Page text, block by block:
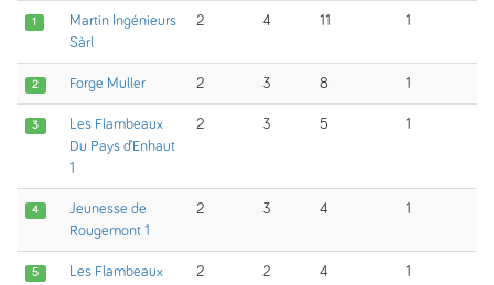
1
Martin Ingénieurs
Sàrl
2 4 11 1
2 Forge Muller 2 3 8 1
3
Les Flambeaux
Du Pays d’Enhaut
1
2 3 5 1
4
Jeunesse de
Rougemont 1
2 3 4 1
5
Les Flambeaux
2 2 4 1